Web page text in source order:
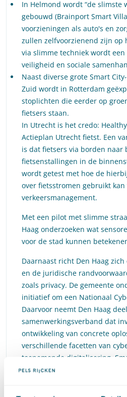
In Helmond wordt “de slimste
gebouwd (Brainport Smart
voorzieningen als auto's en
zullen zelfvoorzienend zijn op
via slimme techniek wordt
veiligheid en sociale
Naast diverse grote Smart
Zuid wordt in Rotterdam
stoplichten die eerder op
fietsers staan.
In Utrecht is het credo:
Actieplan Utrecht fietst. Een
is dat fietsers via borden naar
fietsenstallingen in de
wordt getest met hoe de
over fietsstromen gebruikt
verkeersmanagement.
Met een pilot met slimme
Haag onderzoeken wat
voor de stad kunnen
Daarnaast richt Den Haag
en de juridische
zoals privacy. De gemeente
initiatief om een Nationaal
Daarvoor neemt Den Haag
samenwerkingsverband dat
ontwikkeling van concrete
verschillende facetten van
toenemende digitalisering,
of Things’.